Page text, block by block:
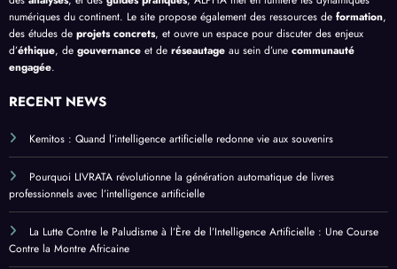
numériques du continent. Le site propose également des ressources de formation,
des études de projets concrets, et ouvre un espace pour discuter des enjeux
d’éthique, de gouvernance et de réseautage au sein d’une communauté
engagée.
RECENT NEWS
Kemitos : Quand l’intelligence artificielle redonne vie aux souvenirs
Pourquoi LIVRATA révolutionne la génération automatique de livres
professionnels avec l’intelligence artificielle
La Lutte Contre le Paludisme à l’Ère de l’Intelligence Artificielle : Une Course
Contre la Montre Africaine